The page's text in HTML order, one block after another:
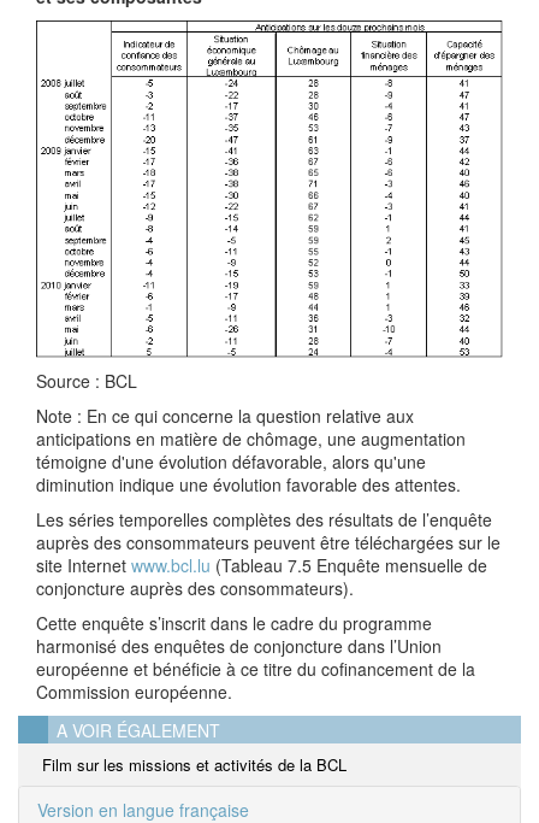
Source : BCL
Note : En ce qui concerne la question relative aux
anticipations en matière de chômage, une augmentation
témoigne d'une évolution défavorable, alors qu'une
diminution indique une évolution favorable des attentes.
Les séries temporelles complètes des résultats de l’enquête
auprès des consommateurs peuvent être téléchargées sur le
site Internet www.bcl.lu (Tableau 7.5 Enquête mensuelle de
conjoncture auprès des consommateurs).
Cette enquête s’inscrit dans le cadre du programme
harmonisé des enquêtes de conjoncture dans l’Union
européenne et bénéficie à ce titre du cofinancement de la
Commission européenne.
A VOIR ÉGALEMENT
Film sur les missions et activités de la BCL
Version en langue française